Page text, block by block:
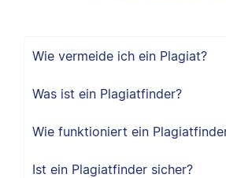
Wie vermeide ich ein Plagiat?
Was ist ein Plagiatfinder?
Wie funktioniert ein
Ist ein Plagiatfinder sicher?